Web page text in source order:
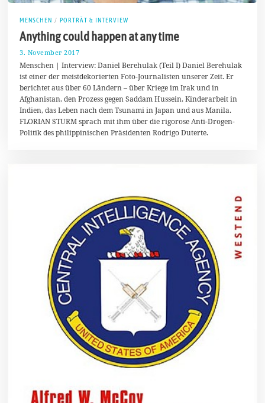
MENSCHEN / PORTRÄT & INTERVIEW
Anything could happen at any time
3. November 2017
1
.
M
a
i
0
1
8
Menschen | Interview: Daniel Berehulak (Teil I) Daniel Berehulak
ist einer der meistdekorierten Foto-Journalisten unserer Zeit. Er
berichtet aus über 60 Ländern – über Kriege im Irak und in
Afghanistan, den Prozess gegen Saddam Hussein, Kinderarbeit in
Indien, das Leben nach dem Tsunami in Japan und aus Manila.
FLORIAN STURM sprach mit ihm über die rigorose Anti-Drogen-
Politik des philippinischen Präsidenten Rodrigo Duterte.